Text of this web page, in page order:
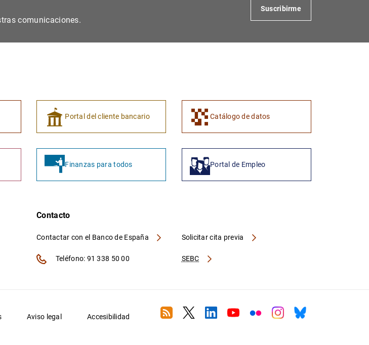
comunicaciones.
Suscribirme
Portal del cliente bancario Catálogo de datos
Finanzas para todos Portal de Empleo
Contacto
Contactar con el Banco de España
SEBC
Solicitar cita previa
Teléfono: 91 338 50 00
Aviso legal Accesibilidad RSS TwitterLinkedin
YoutubeFlickrInstagram
Bluesky